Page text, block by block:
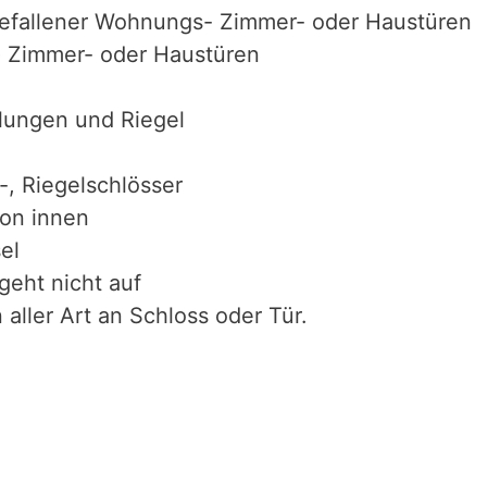
Wohnungs- Zimmer- oder Haustüren
oder Haustüren
und Riegel
Riegelschlösser
innen
nicht auf
Art an Schloss oder Tür.